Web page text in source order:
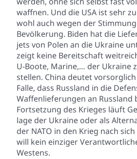
waff­nen. Und die USA ist sehr
wohl auch wegen der
Bevöl­ke­rung. Biden hat die
jets von Polen an die Ukrai­ne
zeigt kei­ne Bereit­schaft
U‑Boote, Mari­ne,… der Ukrai­ne
stel­len. Chi­na deu­tet vor­sorg­lich
Fal­le, dass Russ­land in die
Waf­fen­lie­fe­run­gen an Russ­land
Fort­set­zung des Krie­ges läuft
la­ge der Ukrai­ne oder als
der NATO in den Krieg nach
will kein ein­zi­ger
Wes­tens.